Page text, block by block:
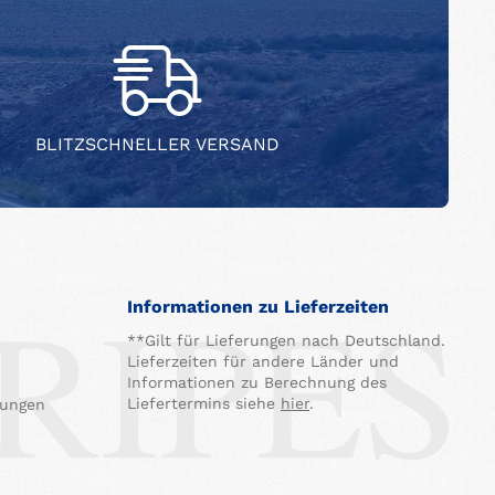
BLITZSCHNELLER VERSAND
Informationen zu Lieferzeiten
**Gilt für Lieferungen nach Deutschland.
Lieferzeiten für andere Länder und
Informationen zu Berechnung des
Liefertermins siehe hier.